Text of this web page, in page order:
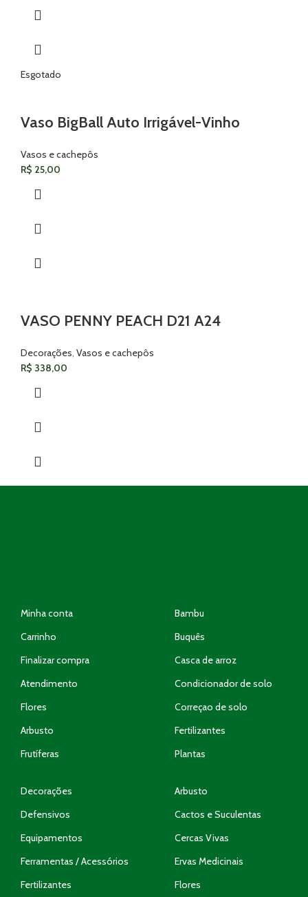
Esgotado
Vaso BigBall Auto Irrigável-Vinho
Vasos e cachepôs
R$ 25,00
VASO PENNY PEACH D21 A24
Decorações Vasos e cachepôs
R$ 338,00
Minha conta
Carrinho
Finalizar compra
Atendimento
Flores
Arbusto
Frutíferas
Bambu
Buquês
Casca de arroz
Condicionador de solo
Correçao de solo
Fertilizantes
Plantas
Decorações
Defensivos
Equipamentos
Ferramentas / Acessórios
Fertilizantes
Arbusto
Cactos e Suculentas
Cercas Vivas
Ervas Medicinais
Flores